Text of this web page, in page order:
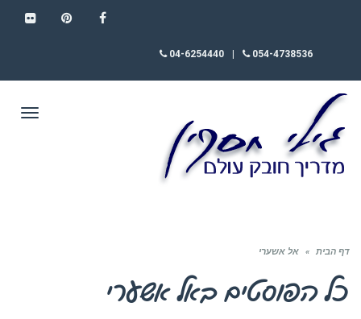
054-4738536
04-6254440
דף הבית » אל אשערי
כל הפוסטים באל אשערי